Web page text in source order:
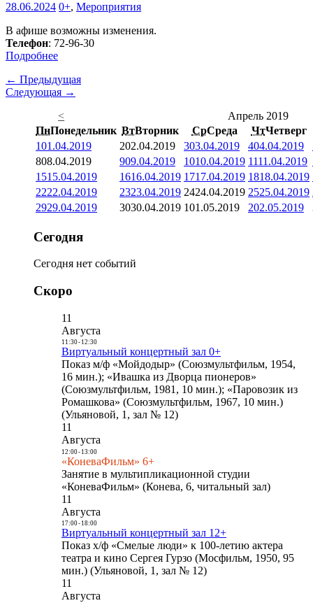
28.06.2024 0+, Мероприятия
В афише возможны изменения.
Телефон: 72-96-30
Подробнее
← Предыдущая
Следующая →
<
Апрель 2019
ПнПонедельник ВтВторник СрСреда ЧтЧетверг
101.04.2019 202.04.2019 303.04.2019 404.04.2019
808.04.2019 909.04.2019 1010.04.2019 1111.04.2019
1515.04.2019 1616.04.2019 1717.04.2019 1818.04.2019
2222.04.2019 2323.04.2019 2424.04.2019 2525.04.2019
2929.04.2019 3030.04.2019 101.05.2019 202.05.2019
Сегодня
Сегодня нет событий
Скоро
11
Августа
11:30- 12:30
Виртуальный концертный зал 0+
Показ м/ф «Мойдодыр» (Союзмультфильм, 1954,
16 мин.); «Ивашка из Дворца пионеров»
(Союзмультфильм, 1981, 10 мин.); «Паровозик из
Ромашкова» (Союзмультфильм, 1967, 10 мин.)
(Ульяновой, 1, зал № 12)
11
Августа
12:00- 13:00
«КоневаФильм» 6+
Занятие в мультипликационной студии
«КоневаФильм» (Конева, 6, читальный зал)
11
Августа
17:00- 18:00
Виртуальный концертный зал 12+
Показ х/ф «Смелые люди» к 100-летию актера
театра и кино Сергея Гурзо (Мосфильм, 1950, 95
мин.) (Ульяновой, 1, зал № 12)
11
Августа